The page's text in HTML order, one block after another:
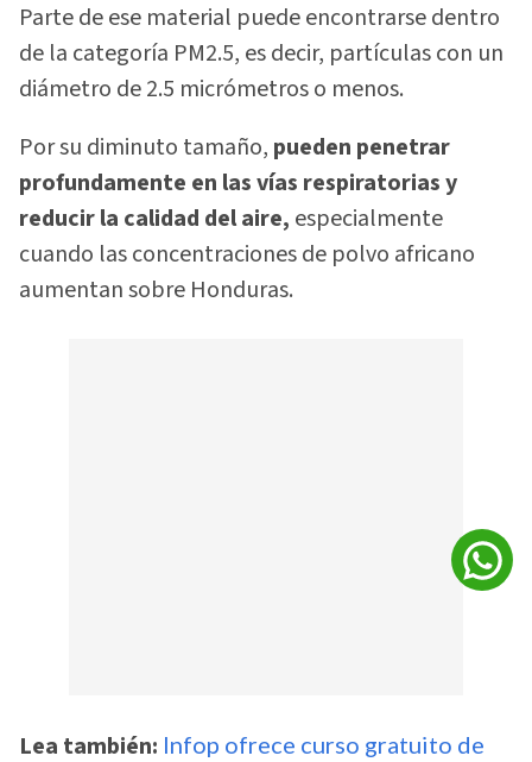
Parte de ese material puede encontrarse dentro
de la categoría PM2.5, es decir, partículas con un
diámetro de 2.5 micrómetros o menos.
Por su diminuto tamaño, pueden penetrar
profundamente en las vías respiratorias y
reducir la calidad del aire, especialmente
cuando las concentraciones de polvo africano
aumentan sobre Honduras.
Lea también: Infop ofrece curso gratuito de